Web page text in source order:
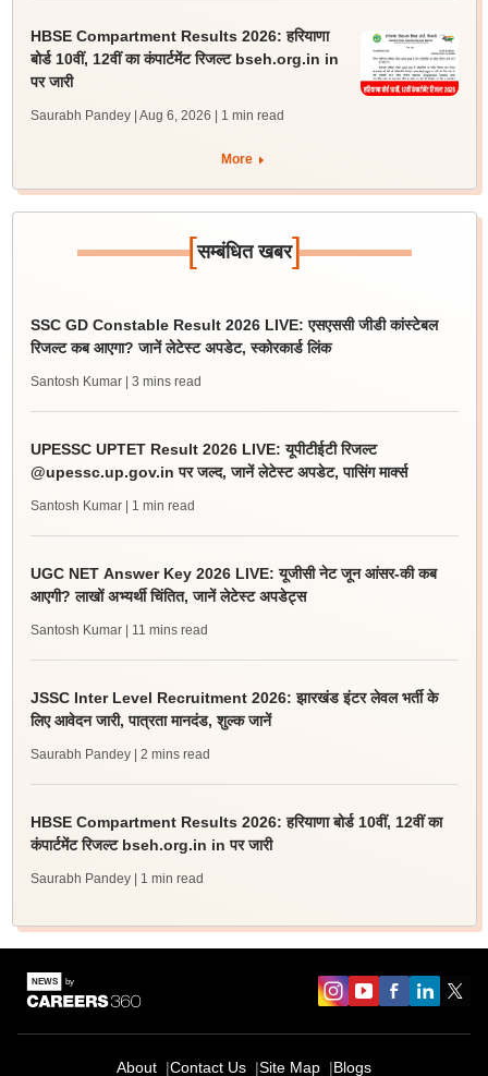
HBSE Compartment Results 2026: हरियाणा
बोर्ड 10वीं, 12वीं का कंपार्टमेंट रिजल्ट bseh.org.in in
पर जारी
Saurabh Pandey | Aug 6, 2026 | 1 min read
More
[सम्बंधित खबर]
SSC GD Constable Result 2026 LIVE: एसएससी जीडी कांस्टेबल
रिजल्ट कब आएगा? जानें लेटेस्ट अपडेट, स्कोरकार्ड लिंक
Santosh Kumar | 3 mins read
UPESSC UPTET Result 2026 LIVE: यूपीटीईटी रिजल्ट
@upessc.up.gov.in पर जल्द, जानें लेटेस्ट अपडेट, पासिंग मार्क्स
Santosh Kumar | 1 min read
UGC NET Answer Key 2026 LIVE: यूजीसी नेट जून आंसर-की कब
आएगी? लाखों अभ्यर्थी चिंतित, जानें लेटेस्ट अपडेट्स
Santosh Kumar | 11 mins read
JSSC Inter Level Recruitment 2026: झारखंड इंटर लेवल भर्ती के
लिए आवेदन जारी, पात्रता मानदंड, शुल्क जानें
Saurabh Pandey | 2 mins read
HBSE Compartment Results 2026: हरियाणा बोर्ड 10वीं, 12वीं का
कंपार्टमेंट रिजल्ट bseh.org.in in पर जारी
Saurabh Pandey | 1 min read
About Contact Us Site Map Blogs